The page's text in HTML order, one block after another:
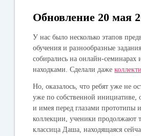
Обновление 20 мая
У нас было несколько этапов
обучения и разнообразные
собирались на онлайн-семинарах
находками. Сделали даже
Но, оказалось, что ребят уже не
уже по собственной инициативе,
и имея перед глазами прототипы
коллекции, ученики продолжают
классица Даша, находящаяся